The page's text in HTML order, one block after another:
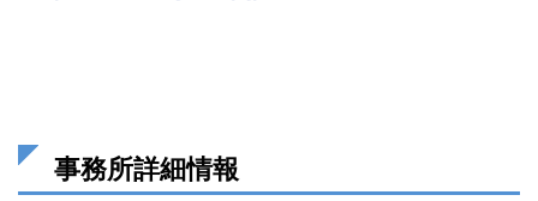
事務所詳細情報